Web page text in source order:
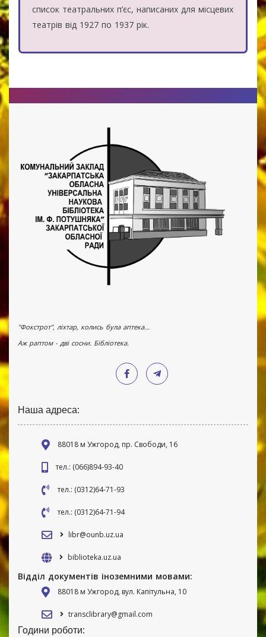
список театральних п’єс, написаних для місцевих
театрів від 1927 по 1937 рік.
"Фокстрот", ліхтар, колись була аптека...
Аж раптом - дві сосни. Бібліотека.
Наша адреса:
88018 м Ужгород, пр. Свободи, 16
тел.: (066)894-93-40
тел.: (0312)64-71-93
тел.: (0312)64-71-94
libr@ounb.uz.ua
biblioteka.uz.ua
Відділ документів іноземними мовами:
88018 м Ужгород, вул. Капітульна, 10
transclibrary@gmail.com
Години роботи: